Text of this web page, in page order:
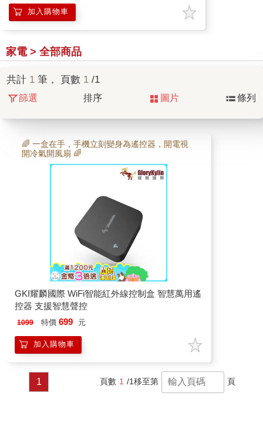
加入購物車
家電 > 全部商品
共計 1 筆， 頁數 1 /1
篩選 排序 圖片 條列
🌈 一盒在手，手機立刻變身為遙控器，開電視
開冷氣開風扇 🌈
GKI耀麟國際 WiFi智能紅外線控制盒 智慧萬用遙
控器 支援智慧聲控
1099 特價 699 元
加入購物車
1 頁數 1 /1移至第 頁